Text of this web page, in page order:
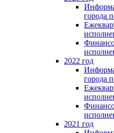
города
2022 год
города
2021 год